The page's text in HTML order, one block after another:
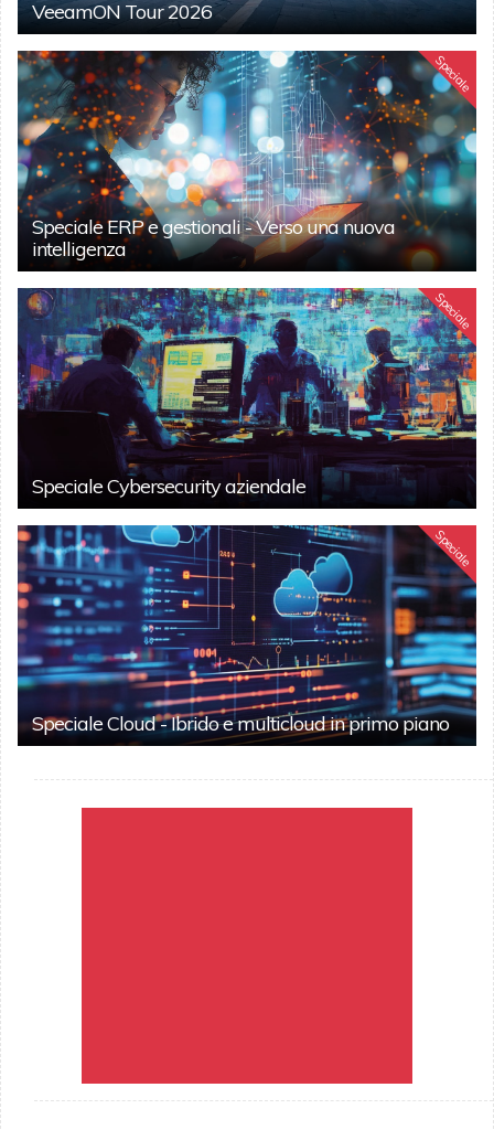
VeeamON Tour 2026
Speciale
Speciale ERP e gestionali - Verso una nuova
intelligenza
Speciale
Speciale Cybersecurity aziendale
Speciale
Speciale Cloud - Ibrido e multicloud in primo piano